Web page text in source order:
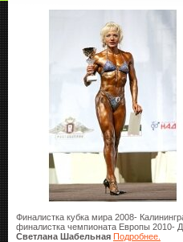
Финалистка кубка мира 2008-
финалистка чемпионата Европы 2010-
Светлана Шабельная Подробнее.